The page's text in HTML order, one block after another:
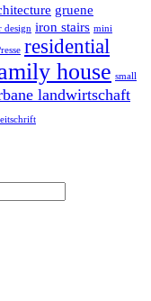
gruene
design iron stairs mini
residential
house small
landwirtschaft